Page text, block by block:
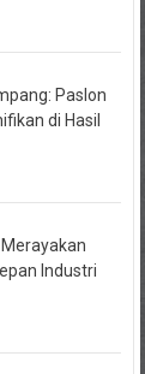
Paslon
di Hasil
Industri